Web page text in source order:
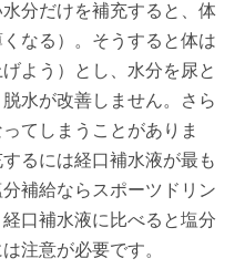
分だけを補充すると、体
なる）。そうすると体は
よう）とし、水分を尿と
水が改善しません。さら
てしまうことがありま
るには経口補水液が最も
補給ならスポーツドリン
口補水液に比べると塩分
注意が必要です。